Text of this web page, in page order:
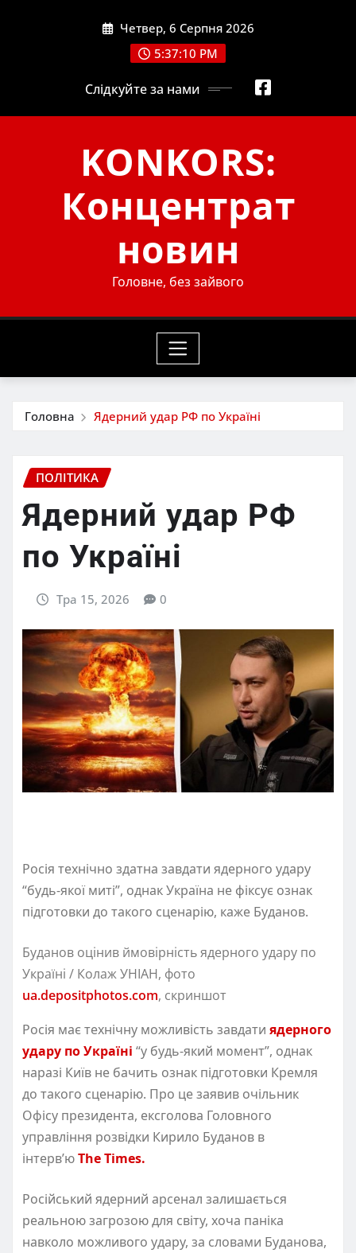
Четвер, 6 Серпня 2026
5:37:12 PM
Слідкуйте за нами
KONKORS:
Концентрат
новин
Головне, без зайвого
Головна Ядерний удар РФ по Україні
ПОЛІТИКА
Ядерний удар РФ
по Україні
Тра 15, 2026 0
Росія технічно здатна завдати ядерного удару
“будь-якої миті”, однак Україна не фіксує ознак
підготовки до такого сценарію, каже Буданов.
Буданов оцінив ймовірність ядерного удару по
Україні / Колаж УНІАН, фото
ua.depositphotos.com, скриншот
Росія має технічну можливість завдати ядерного
удару по Україні “у будь-який момент”, однак
наразі Київ не бачить ознак підготовки Кремля
до такого сценарію. Про це заявив очільник
Офісу президента, ексголова Головного
управління розвідки Кирило Буданов в
інтервʼюThe Times.
Російський ядерний арсенал залишається
реальною загрозою для світу, хоча паніка
навколо можливого удару, за словами Буданова,